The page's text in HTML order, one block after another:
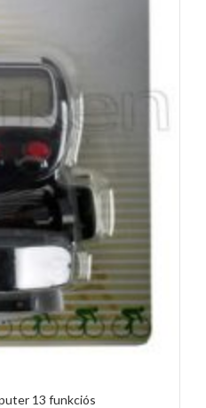
13 funkciós